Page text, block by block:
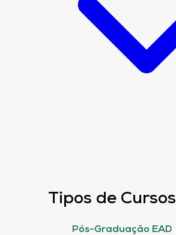
Tipos de Cursos
Pós-Graduação EAD